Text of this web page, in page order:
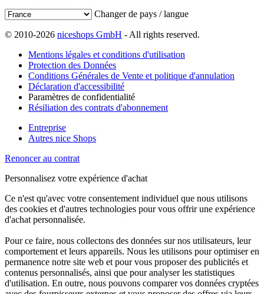
Changer de pays / langue
© 2010-2026 niceshops GmbH - All rights reserved.
Mentions légales et conditions d'utilisation
Protection des Données
Conditions Générales de Vente et politique d'annulation
Déclaration d'accessibilité
Paramètres de confidentialité
Résiliation des contrats d'abonnement
Entreprise
Autres nice Shops
Renoncer au contrat
Personnalisez votre expérience d'achat
Ce n'est qu'avec votre consentement individuel que nous utilisons
des cookies et d'autres technologies pour vous offrir une expérience
d'achat personnalisée.
Pour ce faire, nous collectons des données sur nos utilisateurs, leur
comportement et leurs appareils. Nous les utilisons pour optimiser en
permanence notre site web et pour vous proposer des publicités et
contenus personnalisés, ainsi que pour analyser les statistiques
d'utilisation. En outre, nous pouvons comparer vos données cryptées